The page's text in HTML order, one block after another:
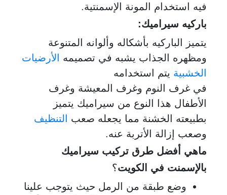
فيه استخدام المونة الإسمنتية.
باركيه سيراميك:
يتميز الباركيه بأشكاله وألوانه المتنوعة
ومظهره الجذاب يشبه في تصميمه
الأرضيات
الخشبية يتم استخدامه
في غرف النوم وغرف المعيشة وغرف
الأطفال هذا النوع من سيراميك يتميز
بطبيعته الخشنة مما يجعله صعب
التنظيف
وصعب إزالة الأتربة عنه.
ماهي أفضل طرق تركيب سيراميك
بالإسمنت في الكويت؟
وضع طبقة من الرمل حيث يتوجب علينا